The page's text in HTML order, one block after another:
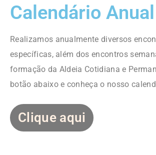
Calendário
Realizamos anualmente diversos
específicas, além dos encontros
formação da Aldeia Cotidiana e
botão abaixo e conheça o nosso
Clique aqui